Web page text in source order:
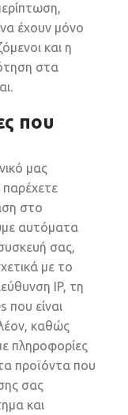
έχουν μόνο
και η
στα
που
μας
παρέχετε
στο
αυτόματα
σας,
με το
IP, τη
που είναι
καθώς
πληροφορίες
προϊόντα που
σας
και